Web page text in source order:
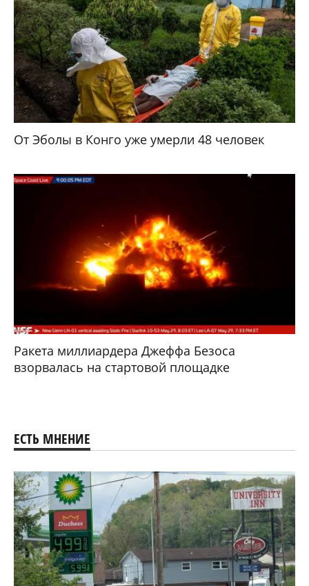
От Эболы в Конго уже умерли 48 человек
Ракета миллиардера Джеффа Безоса
взорвалась на стартовой площадке
ЕСТЬ МНЕНИЕ